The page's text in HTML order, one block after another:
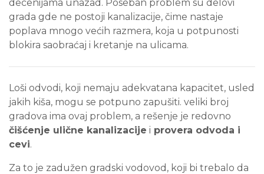
decenijama unazad. Poseban problem su delovi
grada gde ne postoji kanalizacije, čime nastaje
poplava mnogo većih razmera, koja u potpunosti
blokira saobraćaj i kretanje na ulicama.
Loši odvodi, koji nemaju adekvatana kapacitet, usled
jakih kiša, mogu se potpuno zapušiti. veliki broj
gradova ima ovaj problem, a rešenje je redovno
čišćenje ulične kanalizacije i provera odvoda i
cevi.
Za to je zadužen gradski vodovod, koji bi trebalo da